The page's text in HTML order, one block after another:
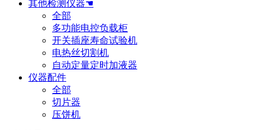
其他检测仪器☚
全部
多功能电控负载柜
开关插座寿命试验机
电热丝切割机
自动定量定时加液器
仪器配件
全部
切片器
压饼机